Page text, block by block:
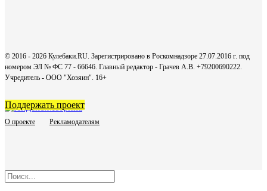
© 2016 - 2026 Кулебаки.RU. Зарегистрировано в Роскомнадзоре 27.07.2016 г. под
номером ЭЛ № ФС 77 - 66646. Главный редактор - Грачев А.В. +79200690222.
Учредитель - ООО "Хозяин". 16+
О проекте Рекламодателям
Поддержать проект